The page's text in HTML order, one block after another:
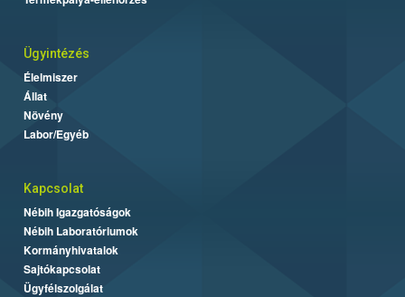
Ügyintézés
Élelmiszer
Állat
Növény
Labor/Egyéb
Kapcsolat
Nébih Igazgatóságok
Nébih Laboratóriumok
Kormányhivatalok
Sajtókapcsolat
Ügyfélszolgálat